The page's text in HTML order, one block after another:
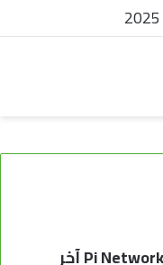
كل ما تحتاج معرفته عن عملة Pi Network آخر